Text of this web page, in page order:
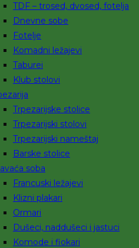
TDF – trosed, dvosed, fotelja
Dnevne sobe
Fotelje
Komadni ležajevi
Taburei
Klub stolovi
Trpezarijske stolice
Trpezarijski stolovi
Trpezarijski nameštaj
Barske stolice
soba
Francuski ležajevi
Klizni plakari
Ormari
Dušeci, naddušeci i jastuci
Komode i fiokari